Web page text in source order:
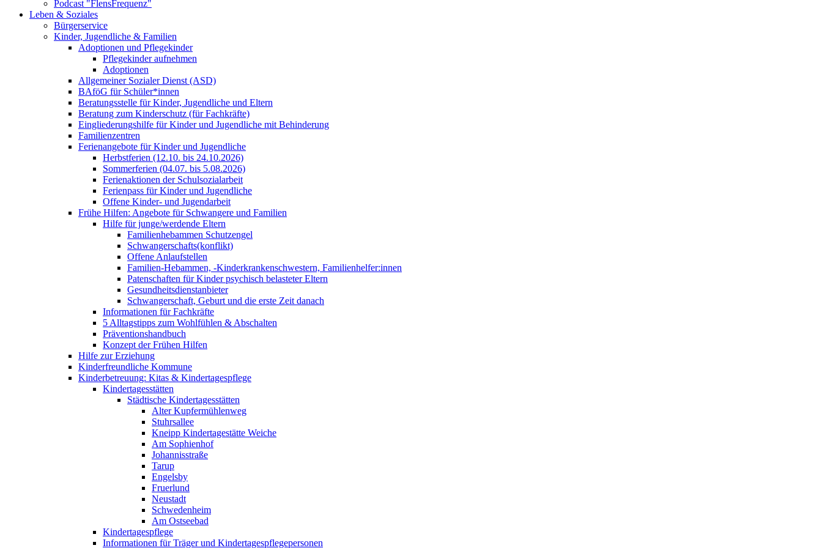
Podcast "FlensFrequenz"
Leben & Soziales
Bürgerservice
Kinder, Jugendliche & Familien
Adoptionen und Pflegekinder
Pflegekinder aufnehmen
Adoptionen
Allgemeiner Sozialer Dienst (ASD)
BAföG für Schüler*innen
Beratungsstelle für Kinder, Jugendliche und Eltern
Beratung zum Kinderschutz (für Fachkräfte)
Eingliederungshilfe für Kinder und Jugendliche mit Behinderung
Familienzentren
Ferienangebote für Kinder und Jugendliche
Herbstferien (12.10. bis 24.10.2026)
Sommerferien (04.07. bis 5.08.2026)
Ferienaktionen der Schulsozialarbeit
Ferienpass für Kinder und Jugendliche
Offene Kinder- und Jugendarbeit
Frühe Hilfen: Angebote für Schwangere und Familien
Hilfe für junge/werdende Eltern
Familienhebammen Schutzengel
Schwangerschafts(konflikt)
Offene Anlaufstellen
Familien-Hebammen, -Kinderkrankenschwestern, Familienhelfer:innen
Patenschaften für Kinder psychisch belasteter Eltern
Gesundheitsdienstanbieter
Schwangerschaft, Geburt und die erste Zeit danach
Informationen für Fachkräfte
5 Alltagstipps zum Wohlfühlen & Abschalten
Präventionshandbuch
Konzept der Frühen Hilfen
Hilfe zur Erziehung
Kinderfreundliche Kommune
Kinderbetreuung: Kitas & Kindertagespflege
Kindertagesstätten
Städtische Kindertagesstätten
Alter Kupfermühlenweg
Stuhrsallee
Kneipp Kindertagestätte Weiche
Am Sophienhof
Johannisstraße
Tarup
Engelsby
Fruerlund
Neustadt
Schwedenheim
Am Ostseebad
Kindertagespflege
Informationen für Träger und Kindertagespflegepersonen